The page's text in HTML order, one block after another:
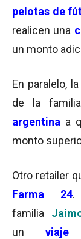
pelotas de
realicen una
un monto
En paralelo,
de la
argentina a
monto
Otro retailer
Farma 24.
familia
un